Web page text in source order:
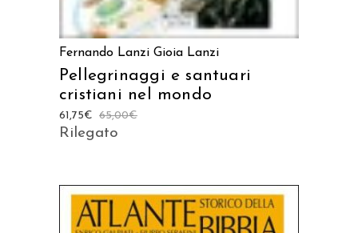
Fernando Lanzi Gioia Lanzi
Pellegrinaggi e santuari
cristiani nel mondo
65,00€
61,75€
Rilegato